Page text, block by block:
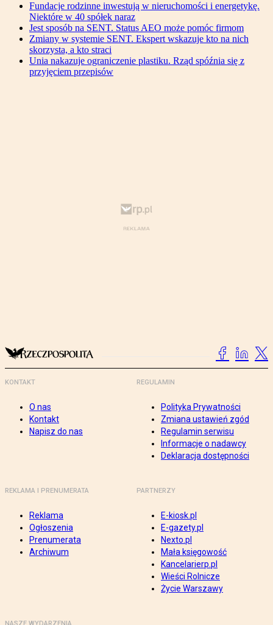
Fundacje rodzinne inwestują w nieruchomości i energetykę.
Niektóre w 40 spółek naraz
Jest sposób na SENT. Status AEO może pomóc firmom
Zmiany w systemie SENT. Ekspert wskazuje kto na nich
skorzysta, a kto straci
Unia nakazuje ograniczenie plastiku. Rząd spóźnia się z
przyjęciem przepisów
KONTAKT
O nas
Kontakt
Napisz do nas
REGULAMIN
Polityka Prywatności
Zmiana ustawień zgód
Regulamin serwisu
Informacje o nadawcy
Deklaracja dostępności
REKLAMA I PRENUMERATA
Reklama
Ogłoszenia
Prenumerata
Archiwum
PARTNERZY
E-kiosk.pl
E-gazety.pl
Nexto.pl
Mała księgowość
Kancelarierp.pl
Wieści Rolnicze
Życie Warszawy